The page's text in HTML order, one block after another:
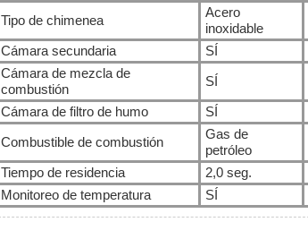
Tipo de chimenea
Acero
inoxidable
Cámara secundaria
SÍ
Cámara de mezcla de
combustión
SÍ
Cámara de filtro de humo
SÍ
Combustible de combustión
Gas de
petróleo
Tiempo de residencia
2,0 seg.
Monitoreo de temperatura
SÍ